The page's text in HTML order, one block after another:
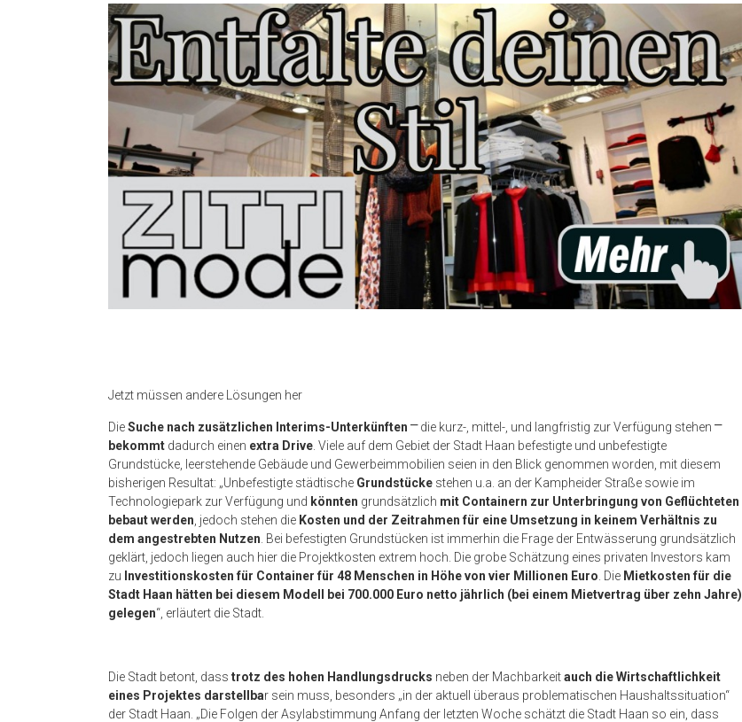
Jetzt müssen andere Lösungen her
DieSuche nach zusätzlichen Interims-Unterkünften ⎻die kurz-, mittel-, und langfristig zur Verfügung stehen ⎻
bekommt dadurch einen extra Drive . Viele auf dem Gebiet der Stadt Haan befestigte und unbefestigte
Grundstücke, leerstehende Gebäude und Gewerbeimmobilien seien in den Blick genommen worden, mit diesem
bisherigen Resultat: „Unbefestigte städtische Grundstücke stehen u.a. an der Kampheider Straße sowie im
Technologiepark zur Verfügung und könnten grundsätzlich mit Containern zur Unterbringung von Geflüchteten
bebaut werden , jedoch stehen die Kosten und der Zeitrahmen für eine Umsetzung in keinem Verhältnis zu
dem angestrebten Nutzen . Bei befestigten Grundstücken ist immerhin die Frage der Entwässerung grundsätzlich
geklärt, jedoch liegen auch hier die Projektkosten extrem hoch. Die grobe Schätzung eines privaten Investors kam
zu Investitionskosten für Container für 48 Menschen in Höhe von vier Millionen Euro . Die Mietkosten für die
Stadt Haan hätten bei diesem Modell bei 700.000 Euro netto jährlich (bei einem Mietvertrag über zehn Jahre)
gelegen“, erläutert die Stadt.
Die Stadt betont, dass trotz des hohen Handlungsdrucks neben der Machbarkeitauch die Wirtschaftlichkeit
eines Projektes darstellbar sein muss, besonders „in der aktuell überaus problematischen Haushaltssituation“
der Stadt Haan. „Die Folgen der Asylabstimmung Anfang der letzten Woche schätzt die Stadt Haan so ein, dass